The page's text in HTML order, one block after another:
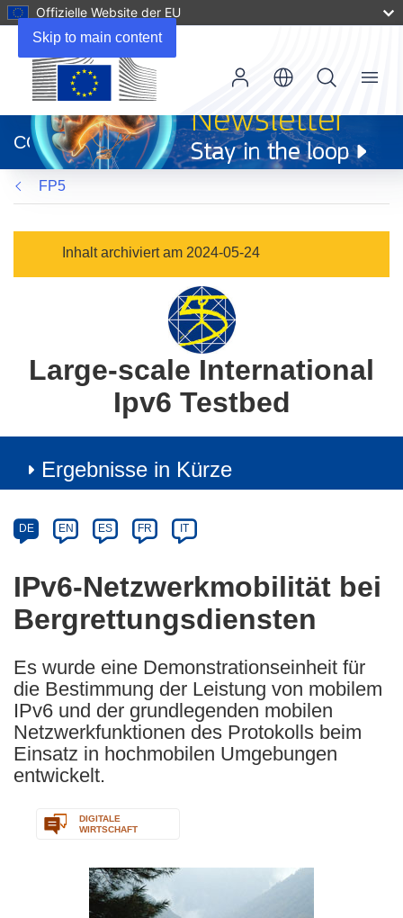
Skip to main content
Offizielle Website der EU
neuem
Fenster)
CORDIS
Menu
FP5
Inhalt archiviert am 2024-05-24
Large-scale International
Ipv6 Testbed
Ergebnisse in Kürze
Category
Article
available
the
following
languages:
DE EN ES FR IT
IPv6-Netzwerkmobilität bei
Bergrettungsdiensten
Es wurde eine Demonstrationseinheit für
die Bestimmung der Leistung von mobilem
IPv6 und der grundlegenden mobilen
Netzwerkfunktionen des Protokolls beim
Einsatz in hochmobilen Umgebungen
entwickelt.
DIGITALE
WIRTSCHAFT